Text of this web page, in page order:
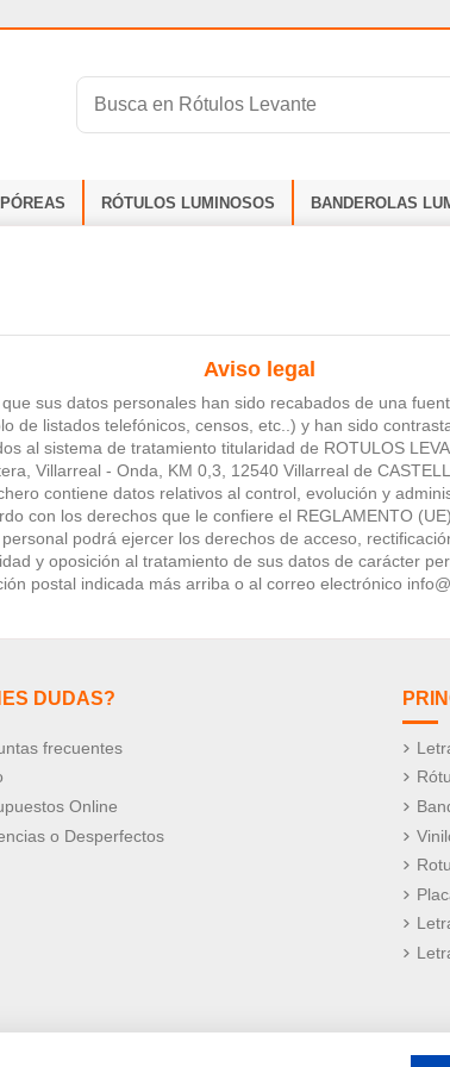
RÓTULOS LUMINOSOS BANDEROLAS
Aviso legal
sus datos personales han sido recabados de una
de listados telefónicos, censos, etc..) y han sido
al sistema de tratamiento titularidad de ROTULOS
Villarreal - Onda, KM 0,3, 12540 Villarreal de
contiene datos relativos al control, evolución y
con los derechos que le confiere el REGLAMENTO
podrá ejercer los derechos de acceso,
y oposición al tratamiento de sus datos de carácter
postal indicada más arriba o al correo electrónico
DUDAS?
frecuentes
Online
o Desperfectos